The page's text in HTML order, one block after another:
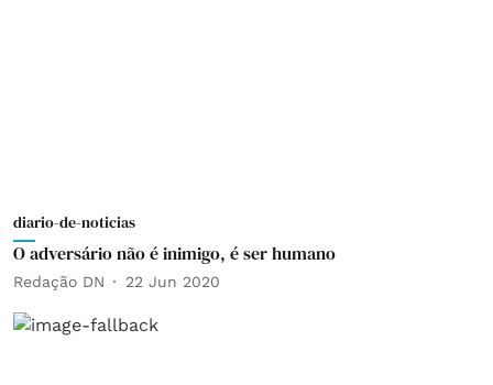
diario-de-noticias
O adversário não é inimigo, é ser humano
Redação DN 22 Jun 2020